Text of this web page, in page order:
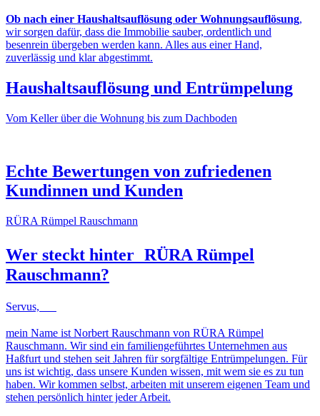
Ob nach einer Haushaltsauflösung oder Wohnungsauflösung,
wir sorgen dafür, dass die Immobilie sauber, ordentlich und
besenrein übergeben werden kann. Alles aus einer Hand,
zuverlässig und klar abgestimmt.
Haushaltsauflösung und Entrümpelung
Vom Keller über die Wohnung bis zum Dachboden
NACHHER
Echte Bewertungen von zufriedenen
Kundinnen und Kunden
RÜRA Rümpel Rauschmann
Wer steckt hinter RÜRA Rümpel
Rauschmann?
Servus,
mein Name ist Norbert Rauschmann von RÜRA Rümpel
Rauschmann. Wir sind ein familiengeführtes Unternehmen aus
Haßfurt und stehen seit Jahren für sorgfältige Entrümpelungen. Für
uns ist wichtig, dass unsere Kunden wissen, mit wem sie es zu tun
haben. Wir kommen selbst, arbeiten mit unserem eigenen Team und
stehen persönlich hinter jeder Arbeit.